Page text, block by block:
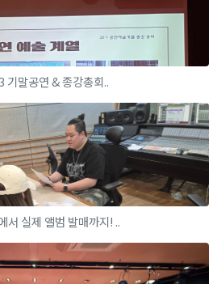
기말공연 & 종강총회..
서 실제 앨범 발매까지! ..